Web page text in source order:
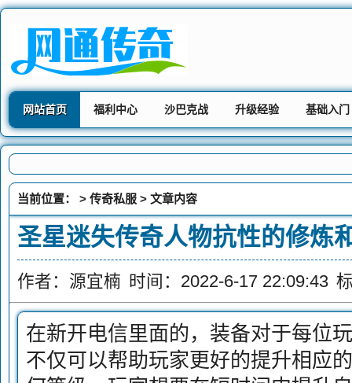
网站首页 福利中心 沙巴克战 升级经验 基础入门
当前位置： > 传奇私服 > 文章内容
圣星迷失传奇人物抗性的修炼
作者：源宜楠 时间：2022-6-17 22:09:43
在新开电信里面的，装备对于每位
不仅可以帮助玩家更好的提升相应